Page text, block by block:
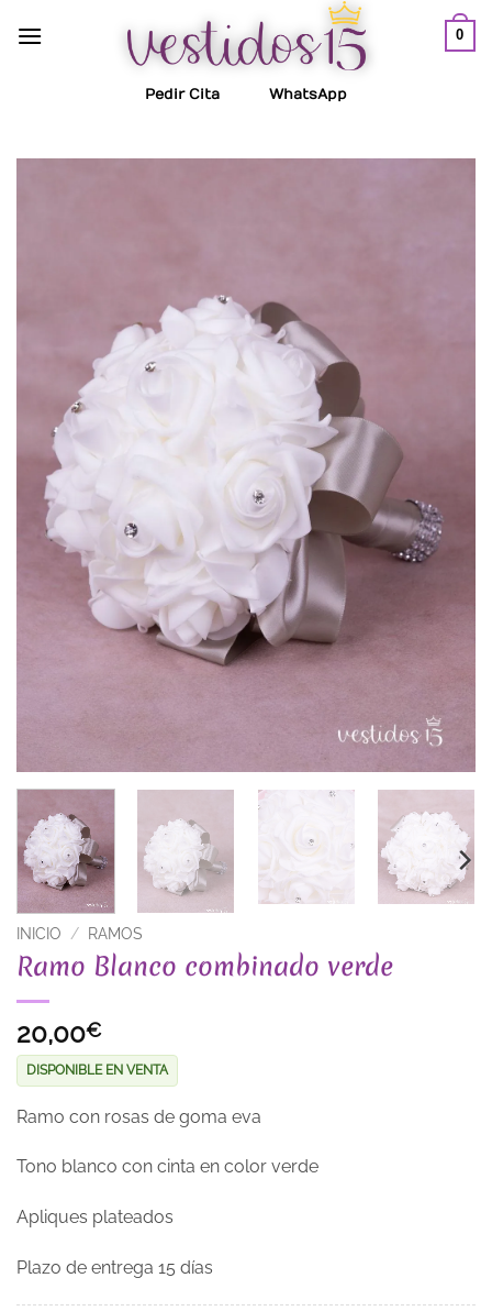
0
Pedir Cita WhatsApp
INICIO / RAMOS
Ramo Blanco combinado verde
20,00€
DISPONIBLE EN VENTA
Ramo con rosas de goma eva
Tono blanco con cinta en color verde
Apliques plateados
Plazo de entrega 15 días